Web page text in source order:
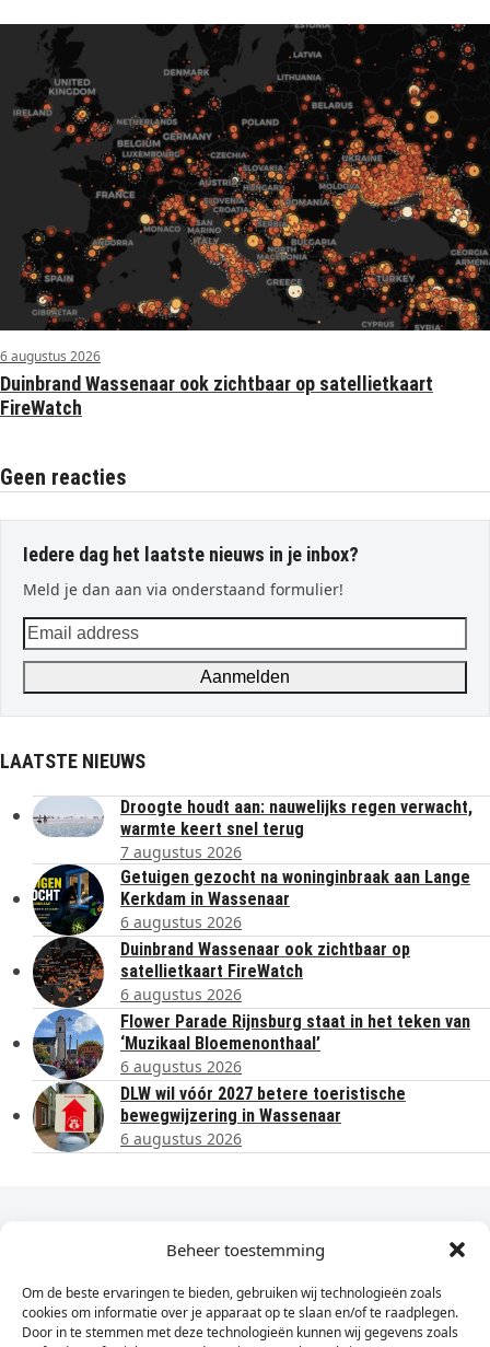
Beheer toestemming
Om de beste ervaringen te bieden, gebruiken wij technologieën zoals
cookies om informatie over je apparaat op te slaan en/of te raadplegen.
Door in te stemmen met deze technologieën kunnen wij gegevens zoals
6 augustus 2026
Duinbrand Wassenaar ook zichtbaar op satellietkaart
FireWatch
Geen reacties
Iedere dag het laatste nieuws in je inbox?
Meld je dan aan via onderstaand formulier!
Email
address
Aanmelden
LAATSTE NIEUWS
Droogte houdt aan: nauwelijks regen verwacht,
warmte keert snel terug
7 augustus 2026
Getuigen gezocht na woninginbraak aan Lange
Kerkdam in Wassenaar
6 augustus 2026
Duinbrand Wassenaar ook zichtbaar op
satellietkaart FireWatch
6 augustus 2026
Flower Parade Rijnsburg staat in het teken van
‘Muzikaal Bloemenonthaal’
6 augustus 2026
DLW wil vóór 2027 betere toeristische
bewegwijzering in Wassenaar
6 augustus 2026
Dagelijks het laatste nieuws in je e-mail?
Vul
hier